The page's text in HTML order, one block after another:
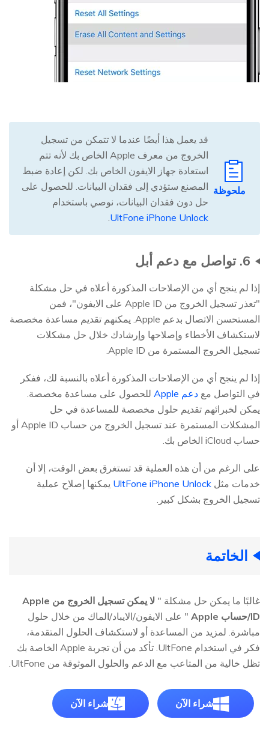
ملحوظة
قد يعمل هذا أيضًا عندما لا تتمكن من تسجيل
الخروج من معرف Apple الخاص بك لأنه تتم
استعادة جهاز الايفون الخاص بك. لكن إعادة ضبط
المصنع ستؤدي إلى فقدان البيانات. للحصول على
حل دون فقدان البيانات، نوصي باستخدام
UltFone iPhone Unlock
6. تواصل مع دعم أبل
إذا لم ينجح أي من الإصلاحات المذكورة أعلاه في حل مشكلة
"تعذر تسجيل الخروج من Apple ID على الايفون"، فمن
المستحسن الاتصال بدعم Apple. يمكنهم تقديم مساعدة مخصصة
لاستكشاف الأخطاء وإصلاحها وإرشادك خلال حل مشكلات
تسجيل الخروج المستمرة من Apple ID.
إذا لم ينجح أي من الإصلاحات المذكورة أعلاه بالنسبة لك، ففكر
في التواصل مع دعم Apple
للحصول على مساعدة مخصصة.
يمكن لخبرائهم تقديم حلول مخصصة للمساعدة في حل
المشكلات المستمرة عند تسجيل الخروج من حساب Apple ID أو
حساب iCloud الخاص بك.
على الرغم من أن هذه العملية قد تستغرق بعض الوقت، إلا أن
خدمات مثل UltFone iPhone Unlock يمكنها إصلاح عملية
تسجيل الخروج بشكل كبير.
الخاتمة
غالبًا ما يمكن حل مشكلة "
لا يمكن تسجيل الخروج من Apple
ID/حساب Apple
" على الايفون/الايباد/الماك من خلال حلول
مباشرة. لمزيد من المساعدة أو لاستكشاف الحلول المتقدمة،
فكر في استخدام UltFone. تأكد من أن تجربة Apple الخاصة بك
تظل خالية من المتاعب مع الدعم والحلول الموثوقة من UltFone.
شراء الآن شراء الآن